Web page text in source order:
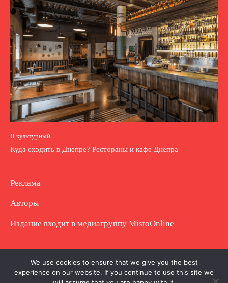
Я культурный
Куда сходить в Днепре? Рестораны и кафе Днепра
Реклама
Авторы
Издание входит в медиагруппу MistoOnline
Copyright © Полное использование материала
запрещено. Частично разрешено с гиперссылкой.
We use cookies to ensure that we give you the best
experience on our website. If you continue to use this site we